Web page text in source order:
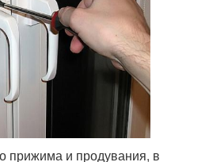
прижима и продувания, в